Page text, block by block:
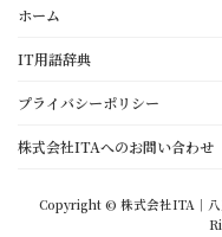
ホーム
IT用語辞典
プライバシーポリシー
株式会社ITAへのお問い合わせ
Copyright © 株式会社ITA｜